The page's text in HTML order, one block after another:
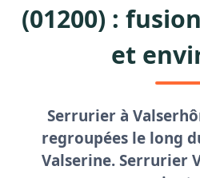
(01200) :
et
Serrurier à
regroupées le long
Valserine. Serrurier